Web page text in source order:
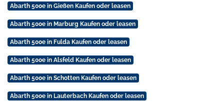
Abarth 500e in Gießen Kaufen oder leasen
Abarth 500e in Marburg Kaufen oder leasen
Abarth 500e in Fulda Kaufen oder leasen
Abarth 500e in Alsfeld Kaufen oder leasen
Abarth 500e in Schotten Kaufen oder leasen
Abarth 500e in Lauterbach Kaufen oder leasen